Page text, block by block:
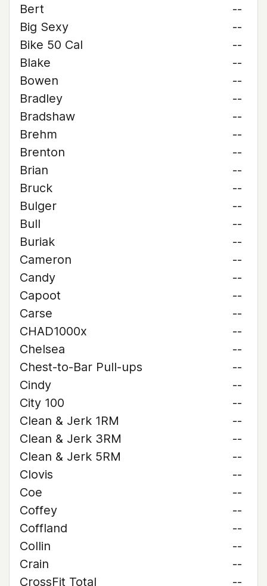
Bert
--
Big Sexy
--
Bike 50 Cal
--
Blake
--
Bowen
--
Bradley
--
Bradshaw
--
Brehm
--
Brenton
--
Brian
--
Bruck
--
Bulger
--
Bull
--
Buriak
--
Cameron
--
Candy
--
Capoot
--
Carse
--
CHAD1000x
--
Chelsea
--
Chest-to-Bar Pull-ups
--
Cindy
--
City 100
--
Clean & Jerk 1RM
--
Clean & Jerk 3RM
--
Clean & Jerk 5RM
--
Clovis
--
Coe
--
Coffey
--
Coffland
--
Collin
--
Crain
--
CrossFit Total
--